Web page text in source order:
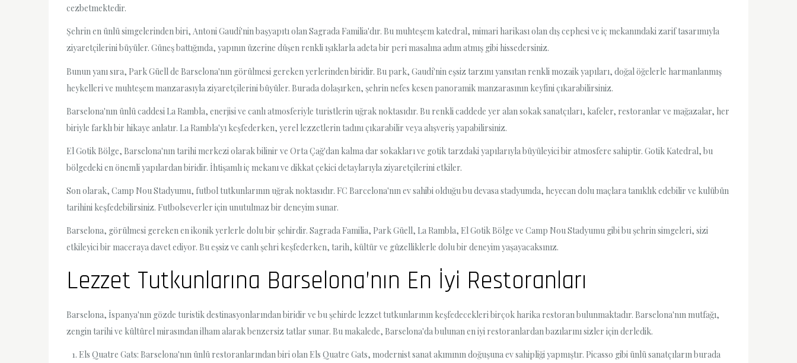
cezbetmektedir.
Şehrin en ünlü simgelerinden biri, Antoni Gaudí'nin başyapıtı olan Sagrada Familia'dır. Bu muhteşem katedral, mimari harikası olan dış cephesi ve iç mekanındaki zarif tasarımıyla
ziyaretçilerini büyüler. Güneş battığında, yapının üzerine düşen renkli ışıklarla adeta bir peri masalına adım atmış gibi hissedersiniz.
Bunun yanı sıra, Park Güell de Barselona'nın görülmesi gereken yerlerinden biridir. Bu park, Gaudí'nin eşsiz tarzını yansıtan renkli mozaik yapıları, doğal öğelerle harmanlanmış
heykelleri ve muhteşem manzarasıyla ziyaretçilerini büyüler. Burada dolaşırken, şehrin nefes kesen panoramik manzarasının keyfini çıkarabilirsiniz.
Barselona'nın ünlü caddesi La Rambla, enerjisi ve canlı atmosferiyle turistlerin uğrak noktasıdır. Bu renkli caddede yer alan sokak sanatçıları, kafeler, restoranlar ve mağazalar, her
biriyle farklı bir hikaye anlatır. La Rambla'yı keşfederken, yerel lezzetlerin tadını çıkarabilir veya alışveriş yapabilirsiniz.
El Gotik Bölge, Barselona'nın tarihi merkezi olarak bilinir ve Orta Çağ'dan kalma dar sokakları ve gotik tarzdaki yapılarıyla büyüleyici bir atmosfere sahiptir. Gotik Katedral, bu
bölgedeki en önemli yapılardan biridir. İhtişamlı iç mekanı ve dikkat çekici detaylarıyla ziyaretçilerini etkiler.
Son olarak, Camp Nou Stadyumu, futbol tutkunlarının uğrak noktasıdır. FC Barcelona'nın ev sahibi olduğu bu devasa stadyumda, heyecan dolu maçlara tanıklık edebilir ve kulübün
tarihini keşfedebilirsiniz. Futbolseverler için unutulmaz bir deneyim sunar.
Barselona, görülmesi gereken en ikonik yerlerle dolu bir şehirdir. Sagrada Familia, Park Güell, La Rambla, El Gotik Bölge ve Camp Nou Stadyumu gibi bu şehrin simgeleri, sizi
etkileyici bir maceraya davet ediyor. Bu eşsiz ve canlı şehri keşfederken, tarih, kültür ve güzelliklerle dolu bir deneyim yaşayacaksınız.
Lezzet Tutkunlarına Barselona’nın En İyi Restoranları
Barselona, İspanya'nın gözde turistik destinasyonlarından biridir ve bu şehirde lezzet tutkunlarının keşfedecekleri birçok harika restoran bulunmaktadır. Barselona'nın mutfağı,
zengin tarihi ve kültürel mirasından ilham alarak benzersiz tatlar sunar. Bu makalede, Barselona'da bulunan en iyi restoranlardan bazılarını sizler için derledik.
Els Quatre Gats: Barselona'nın ünlü restoranlarından biri olan Els Quatre Gats, modernist sanat akımının doğuşuna ev sahipliği yapmıştır. Picasso gibi ünlü sanatçıların burada